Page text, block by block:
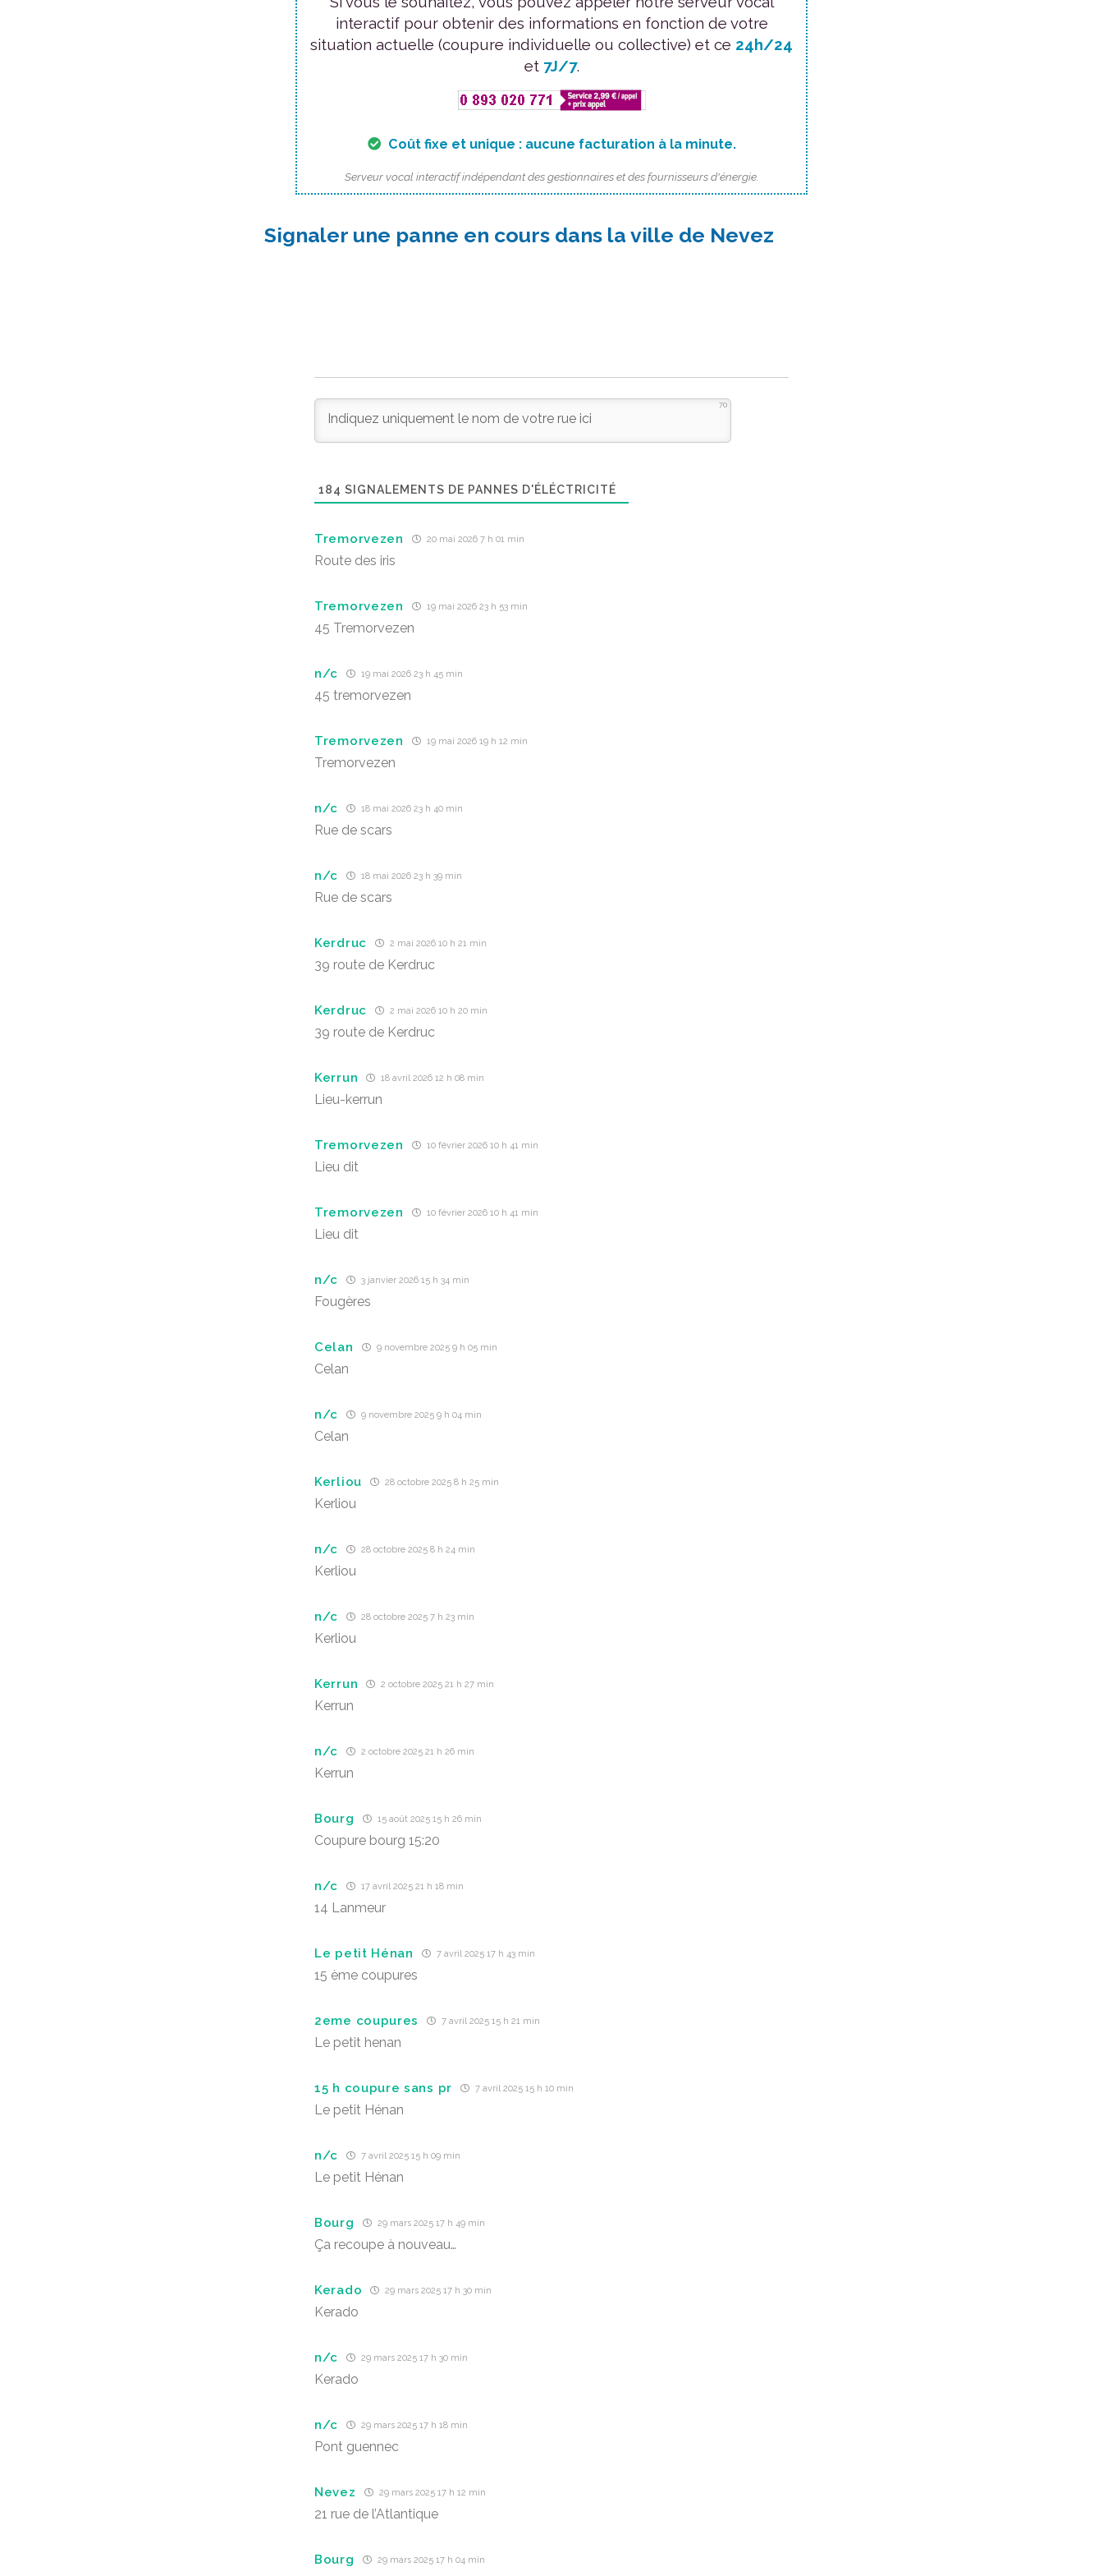
interactif pour obtenir des informations en fonction de votre
situation actuelle (coupure individuelle ou collective) et ce 24h/24
et 7J/7.
Coût fixe et unique : aucune facturation à la minute.
Serveur vocal interactif indépendant des gestionnaires et des fournisseurs d'énergie.
Signaler une panne en cours dans la ville de Nevez
70
184 SIGNALEMENTS DE PANNES D'ÉLÉCTRICITÉ
Tremorvezen 20 mai 2026 7 h 01 min
Route des iris
Tremorvezen 19 mai 2026 23 h 53 min
45 Tremorvezen
n/c 19 mai 2026 23 h 45 min
45 tremorvezen
Tremorvezen 19 mai 2026 19 h 12 min
Tremorvezen
n/c 18 mai 2026 23 h 40 min
Rue de scars
n/c 18 mai 2026 23 h 39 min
Rue de scars
Kerdruc 2 mai 2026 10 h 21 min
39 route de Kerdruc
Kerdruc 2 mai 2026 10 h 20 min
39 route de Kerdruc
Kerrun 18 avril 2026 12 h 08 min
Lieu-kerrun
Tremorvezen 10 février 2026 10 h 41 min
Lieu dit
Tremorvezen 10 février 2026 10 h 41 min
Lieu dit
n/c 3 janvier 2026 15 h 34 min
Fougères
Celan 9 novembre 2025 9 h 05 min
Celan
n/c 9 novembre 2025 9 h 04 min
Celan
Kerliou 28 octobre 2025 8 h 25 min
Kerliou
n/c 28 octobre 2025 8 h 24 min
Kerliou
n/c 28 octobre 2025 7 h 23 min
Kerliou
Kerrun 2 octobre 2025 21 h 27 min
Kerrun
n/c 2 octobre 2025 21 h 26 min
Kerrun
Bourg 15 août 2025 15 h 26 min
Coupure bourg 15:20
n/c 17 avril 2025 21 h 18 min
14 Lanmeur
Le petit Hénan 7 avril 2025 17 h 43 min
15 ème coupures
2eme coupures 7 avril 2025 15 h 21 min
Le petit henan
15 h coupure sans pr 7 avril 2025 15 h 10 min
Le petit Hénan
n/c 7 avril 2025 15 h 09 min
Le petit Hénan
Bourg 29 mars 2025 17 h 49 min
Ça recoupe à nouveau…
Kerado 29 mars 2025 17 h 30 min
Kerado
n/c 29 mars 2025 17 h 30 min
Kerado
n/c 29 mars 2025 17 h 18 min
Pont guennec
Nevez 29 mars 2025 17 h 12 min
21 rue de l’Atlantique
Bourg 29 mars 2025 17 h 04 min